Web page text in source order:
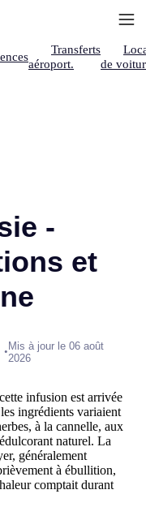
Transferts
aéroport.
de
-
et
• Mis à jour le 06 août
2026
infusion est arrivée
ingrédients variaient
à la cannelle, aux
naturel. La
généralement
à ébullition,
comptait durant